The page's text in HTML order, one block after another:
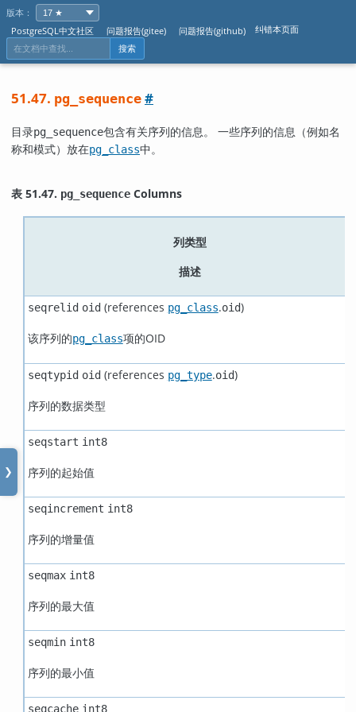
版本：
PostgreSQL中文社区
问题报告(gitee) 问题报告(github) 纠错本页面
搜索
❯
51.47. pg_sequence #
目录pg_sequence包含有关序列的信息。 一些序列的信息（例如名
称和模式）放在pg_class中。
表 51.47. pg_sequence Columns
列类型
描述
seqrelid oid(references pg_class.oid)
该序列的pg_class项的OID
seqtypid oid(references pg_type.oid)
序列的数据类型
seqstart int8
序列的起始值
seqincrement int8
序列的增量值
seqmax int8
序列的最大值
seqmin int8
序列的最小值
seqcache int8